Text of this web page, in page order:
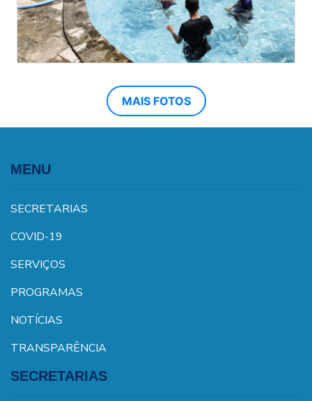
MAIS FOTOS
MENU
SECRETARIAS
COVID-19
SERVIÇOS
PROGRAMAS
NOTÍCIAS
TRANSPARÊNCIA
SECRETARIAS